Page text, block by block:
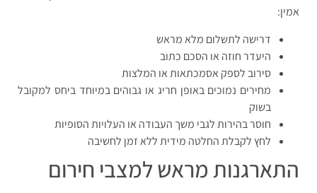
אמין:
דרישה לתשלום מלא מראש
היעדר חוזה או הסכם כתוב
סירוב לספק אסמכתאות או המלצות
מחירים נמוכים באופן חריג או גבוהים במיוחד ביחס למקובל
בשוק
חוסר בהירות לגבי משך העבודה או העלויות הסופיות
לחץ לקבלת החלטה מידית ללא זמן לחשיבה
התארגנות מראש למצבי חירום